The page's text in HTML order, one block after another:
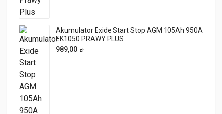
Akumulator Exide Start Stop AGM 105Ah 950A
EK1050 PRAWY PLUS
989,00 zł